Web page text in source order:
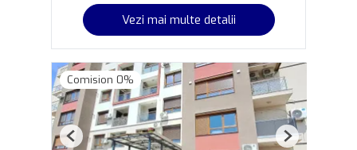
Vezi mai multe detalii
Comision 0%
Previous Next